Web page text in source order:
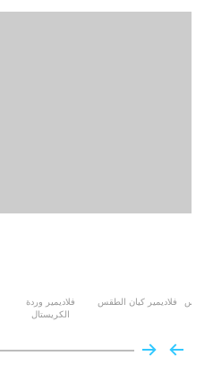
فلاديمير وردة
الكريستال
فلاديمير كيان الطقس
الطقس